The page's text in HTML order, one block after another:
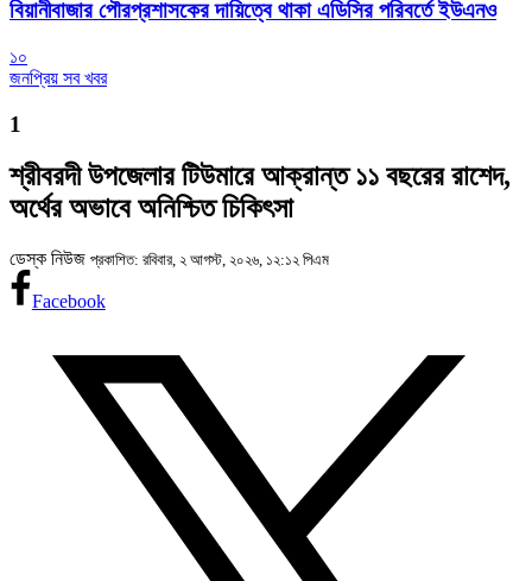
বিয়ানীবাজার পৌরপ্রশাসকের দায়িত্বে থাকা এডিসির পরিবর্তে ইউএনও
১০
জনপ্রিয় সব খবর
1
শ্রীবরদী উপজেলার টিউমারে আক্রান্ত ১১ বছরের রাশেদ,
অর্থের অভাবে অনিশ্চিত চিকিৎসা
ডেস্ক নিউজ প্রকাশিত: রবিবার, ২ আগস্ট, ২০২৬, ১২:১২ পিএম
Facebook